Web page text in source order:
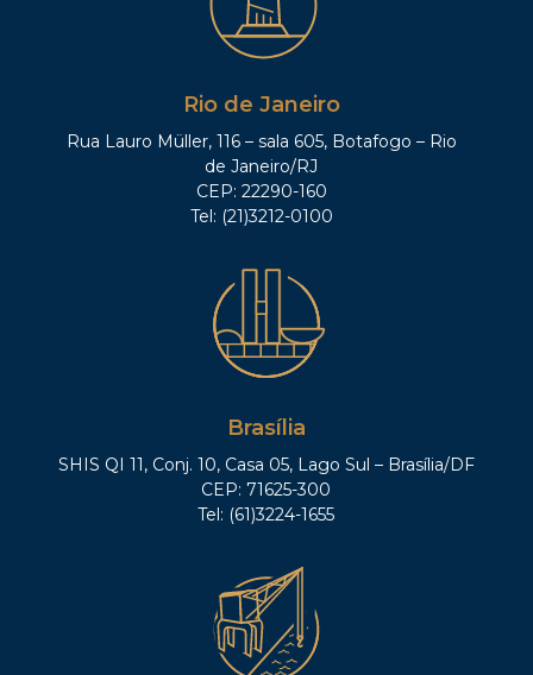
Rio de Janeiro
Rua Lauro Müller, 116 – sala 605, Botafogo – Rio
de Janeiro/RJ
CEP: 22290-160
Tel: (21)3212-0100
Brasília
SHIS QI 11, Conj. 10, Casa 05, Lago Sul – Brasília/DF
CEP: 71625-300
Tel: (61)3224-1655